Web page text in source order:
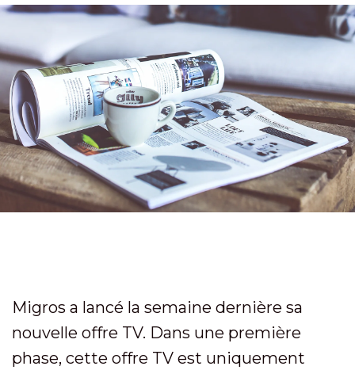
Migros a lancé la semaine dernière sa
nouvelle offre TV. Dans une première
phase, cette offre TV est uniquement